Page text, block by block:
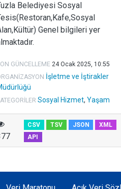
Belediyesi Sosyal
Genel bilgileri yer
GÜNCELLEME 24 Ocak 2025, 10:55
İşletme ve İştirakler
Sosyal Hizmet, Yaşam
CSV TSV JSON
XML
API